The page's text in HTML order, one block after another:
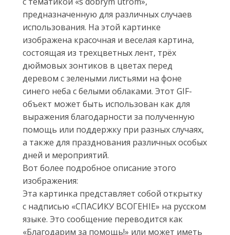
предназначенную для различных случаев
использования. На этой картинке
изображена красочная и веселая картина,
состоящая из трехцветных лент, трёх
дюймовых зонтиков в цветах перед
деревом с зелеными листьями на фоне
синего неба с белыми облаками. Этот GIF-
объект может быть использован как для
выражения благодарности за полученную
помощь или поддержку при разных случаях,
а также для празднования различных особых
дней и мероприятий.
Вот более подробное описание этого
изображения:
Эта картинка представляет собой открытку
с надписью «СПАСИКУ ВСОГЕНIE» на русском
языке. Это сообщение переводится как
«Благодарим за помощь!» или может иметь